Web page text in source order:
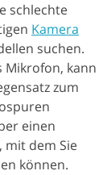
schlechte
Kamera
suchen.
Mikrofon, kann
zum
einen
mit dem Sie
können.